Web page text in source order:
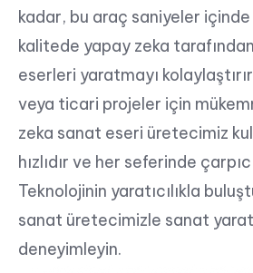
kadar, bu araç saniyeler
kalitede yapay zeka
eserleri yaratmayı
veya ticari projeler için
zeka sanat eseri üretecimiz
hızlıdır ve her seferinde
Teknolojinin yaratıcılıkla
sanat üretecimizle sanat
deneyimleyin.